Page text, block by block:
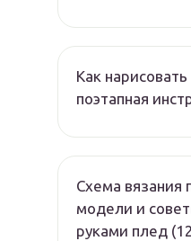
Как
поэтапная
Схема вязания
модели и
руками плед